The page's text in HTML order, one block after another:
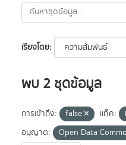
เรียงโดย
พบ 2 ชุดข้อมูล
การเข้าถึง: false แท็ค:
อนุญาต:
Open Data